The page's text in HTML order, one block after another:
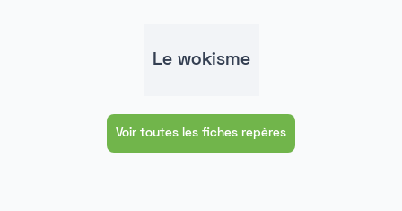
Le wokisme
Voir toutes les fiches repères